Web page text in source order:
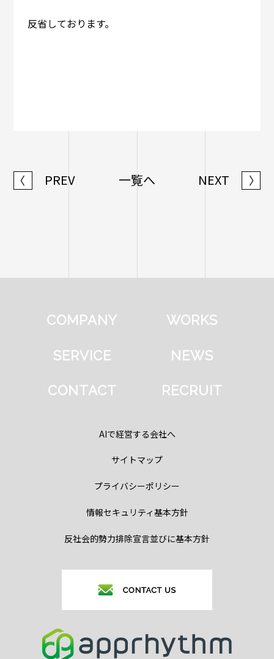
反省しております。
〈 PREV 一覧へ NEXT 〉
COMPANY WORKS
SERVICE NEWS
CONTACT RECRUIT
AIで経営する会社へ
サイトマップ
プライバシーポリシー
情報セキュリティ基本方針
反社会的勢力排除宣言並びに基本方針